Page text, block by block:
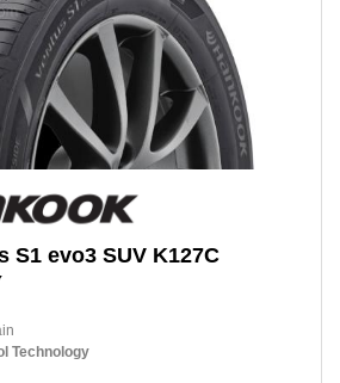
S1 evo3 SUV K127C
Technology